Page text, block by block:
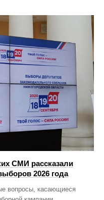
СМИ рассказали
2026 года
вопросы, касающиеся